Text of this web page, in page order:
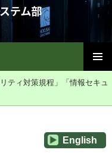
ニュー
リティ対策規程」「情報セキュ
English